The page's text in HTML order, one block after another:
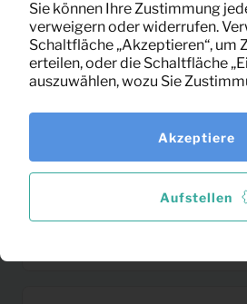
Sie können Ihre Zustimmung
verweigern oder widerrufen.
Schaltfläche „Akzeptieren“, um
erteilen, oder die Schaltfläche
auszuwählen, wozu Sie
Aufstellen
Akzeptiere